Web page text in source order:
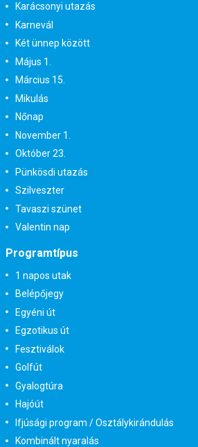
Karácsonyi utazás
Karnevál
Két ünnep között
Május 1.
Március 15.
Mikulás
Nőnap
November 1.
Október 23.
Pünkösdi utazás
Szilveszter
Tavaszi szünet
Valentin nap
Programtípus
1 napos utak
Belépőjegy
Egyéni út
Egzotikus út
Fesztiválok
Golfút
Gyalogtúra
Hajóút
Ifjúsági program / Osztálykirándulás
Kombinált nyaralás